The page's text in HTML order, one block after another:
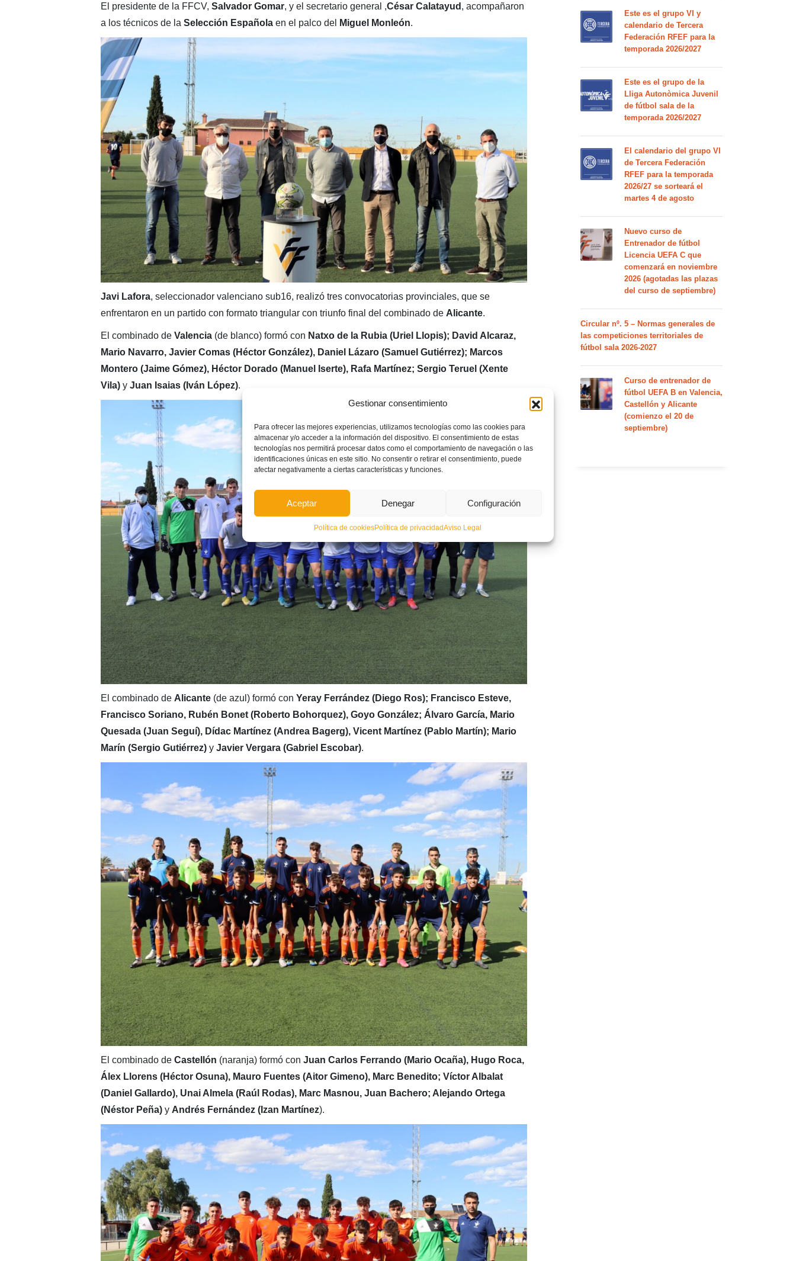
Gestionar consentimiento
Para ofrecer las mejores experiencias, utilizamos tecnologías como las cookies para
almacenar y/o acceder a la información del dispositivo. El consentimiento de estas
tecnologías nos permitirá procesar datos como el comportamiento de navegación o las
identificaciones únicas en este sitio. No consentir o retirar el consentimiento, puede
afectar negativamente a ciertas características y funciones.
Aceptar Denegar Configuración
Política de cookiesPolítica de privacidadAviso Legal
El presidente de la FFCV, Salvador Gomar, y el secretario general ,César Calatayud , acompañaron
a los técnicos de la Selección Españolaen el palco del Miguel Monleón.
Javi Lafora, seleccionador valenciano sub16, realizó tres convocatorias provinciales, que se
enfrentaron en un partido con formato triangular con triunfo final del combinado de Alicante.
El combinado de Valencia(de blanco) formó con Natxo de la Rubia (Uriel Llopis); David Alcaraz,
Mario Navarro, Javier Comas (Héctor González), Daniel Lázaro (Samuel Gutiérrez); Marcos
Montero (Jaime Gómez), Héctor Dorado (Manuel Iserte), Rafa Martínez; Sergio Teruel (Xente
Vila) yJuan Isaias (Iván López).
El combinado de Alicante(de azul) formó con Yeray Ferrández (Diego Ros); Francisco Esteve,
Francisco Soriano, Rubén Bonet (Roberto Bohorquez), Goyo González; Álvaro García, Mario
Quesada (Juan Seguí), Dídac Martínez (Andrea Bagerg), Vicent Martínez (Pablo Martín); Mario
Marín (Sergio Gutiérrez)y Javier Vergara (Gabriel Escobar).
El combinado de Castellón (naranja) formó con Juan Carlos Ferrando (Mario Ocaña), Hugo Roca,
Álex Llorens (Héctor Osuna), Mauro Fuentes (Aitor Gimeno), Marc Benedito; Víctor Albalat
(Daniel Gallardo), Unai Almela (Raúl Rodas), Marc Masnou, Juan Bachero; Alejando Ortega
(Néstor Peña)y Andrés Fernández (Izan Martínez).
Este es el grupo VI y
calendario de Tercera
Federación RFEF para la
temporada 2026/2027
Este es el grupo de la
Lliga Autonòmica Juvenil
de fútbol sala de la
temporada 2026/2027
El calendario del grupo VI
de Tercera Federación
RFEF para la temporada
2026/27 se sorteará el
martes 4 de agosto
Nuevo curso de
Entrenador de fútbol
Licencia UEFA C que
comenzará en noviembre
2026 (agotadas las plazas
del curso de septiembre)
Circular nº. 5 – Normas generales de
las competiciones territoriales de
fútbol sala 2026-2027
Curso de entrenador de
fútbol UEFA B en Valencia,
Castellón y Alicante
(comienzo el 20 de
septiembre)